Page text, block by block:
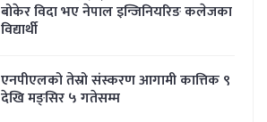
बोकेर विदा भए नेपाल इन्जिनियरिङ कलेजका
विद्यार्थी
एनपीएलको तेस्रो संस्करण आगामी कात्तिक ९
देखि मङ्सिर ५ गतेसम्म